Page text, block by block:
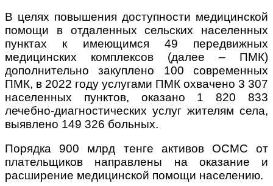
В целях повышения доступности медицинской
помощи в отдаленных сельских населенных
пунктах к имеющимся 49 передвижных
медицинских комплексов (далее – ПМК)
дополнительно закуплено 100 современных
ПМК, в 2022 году услугами ПМК охвачено 3 307
населенных пунктов, оказано 1 820 833
лечебно-диагностических услуг жителям села,
выявлено 149 326 больных.
Порядка 900 млрд тенге активов ОСМС от
плательщиков направлены на оказание и
расширение медицинской помощи населению.